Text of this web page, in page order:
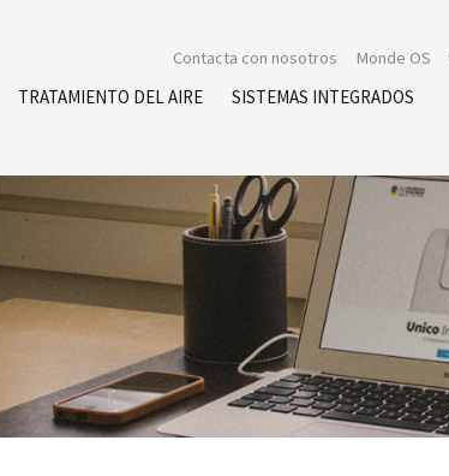
Monde OS
Contacta con nosotros
TRATAMIENTO DEL AIRE SISTEMAS INTEGRADOS